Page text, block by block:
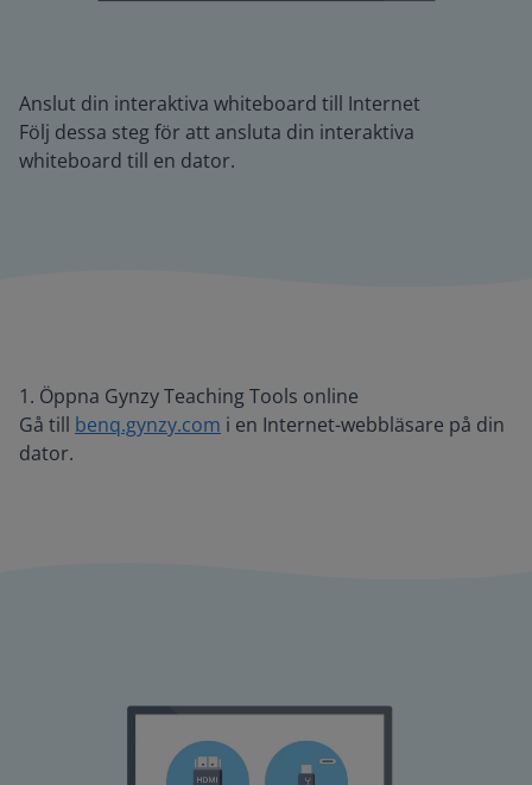
Anslut din interaktiva whiteboard till Internet
Följ dessa steg för att ansluta din interaktiva
whiteboard till en dator.
1. Öppna Gynzy Teaching Tools online
Gå till benq.gynzy.com i en Internet-webbläsare på din
dator.